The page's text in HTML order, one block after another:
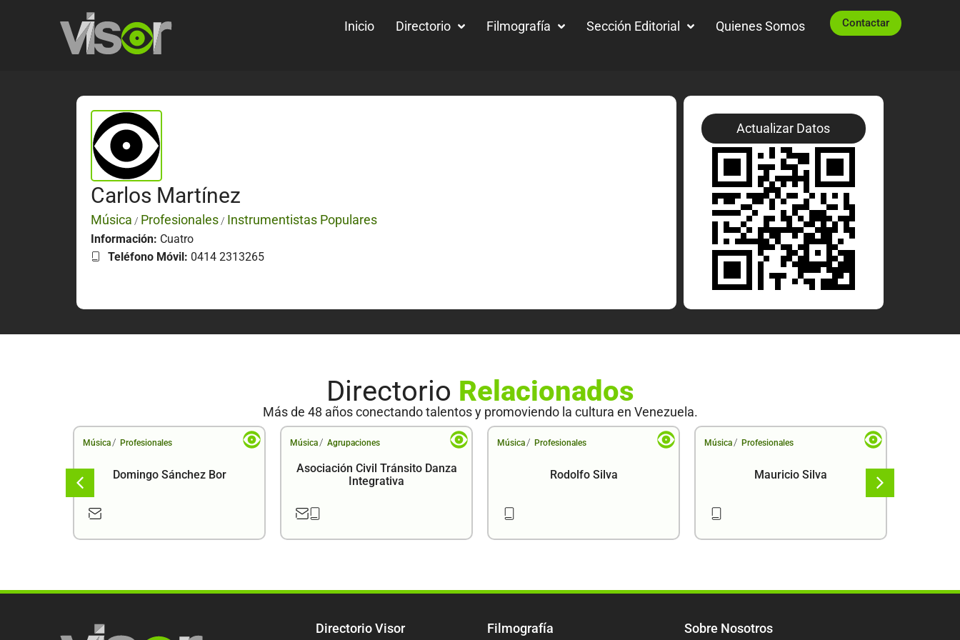
Inicio Directorio Filmografía Sección Editorial Quienes Somos Contactar
Carlos Martínez
Música / Profesionales / Instrumentistas Populares
Información: Cuatro
Teléfono Móvil: 0414 2313265
Actualizar Datos
Directorio Relacionados
Más de 48 años conectando talentos y promoviendo la cultura en Venezuela.
Música / Profesionales
Domingo Sánchez Bor
Música / Agrupaciones
Asociación Civil Tránsito Danza
Integrativa
Música / Profesionales
Rodolfo Silva
Música / Profesionales
Mauricio Silva
Directorio Visor Filmografía Sobre Nosotros